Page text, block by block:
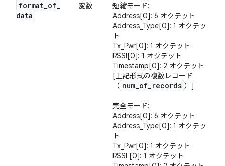
format_of_
data
変数
短縮モード:
Address[0]: 6 オクテット
Address_Type[0]: 1 オクテッ
ト
Tx_Pwr[0]: 1 オクテット
RSSI[0]: 1 オクテット
Timestamp[0]: 2 オクテット
[上記形式の複数レコード
（ num_of_records ）]
完全モード:
Address[0]: 6 オクテット
Address_Type[0]: 1 オクテッ
ト
Tx_Pwr[0]: 1 オクテット
RSSI [0]: 1 オクテット